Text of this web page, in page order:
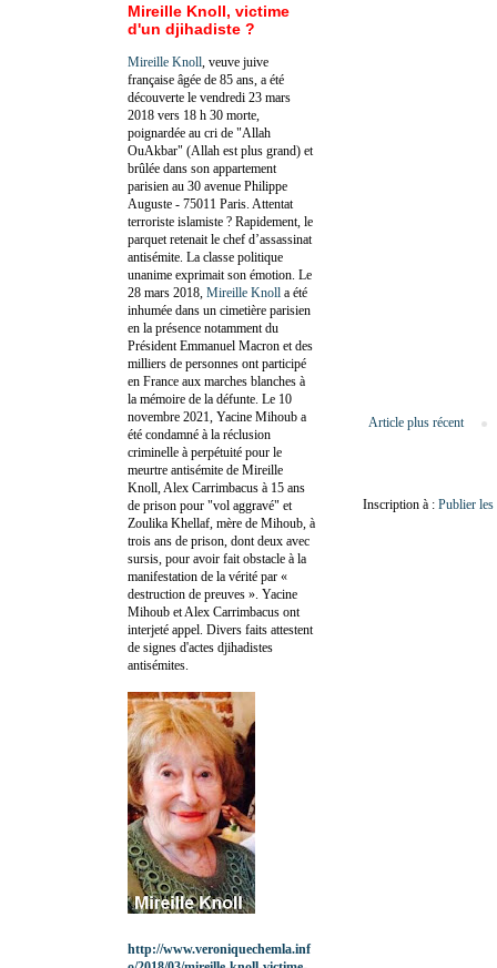
Article plus récent
Inscription à : Publier
Mireille Knoll, victime
d'un djihadiste ?
Mireille Knoll , veuve juive
française âgée de 85 ans, a été
découverte le vendredi 23 mars
2018 vers 18 h 30 morte,
poignardée au cri de "Allah
OuAkbar" (Allah est plus grand) et
brûlée dans son appartement
parisien au 30 avenue Philippe
Auguste - 75011 Paris. Attentat
terroriste islamiste ? Rapidement, le
parquet retenait le chef d’assassinat
antisémite. La classe politique
unanime exprimait son émotion. Le
28 mars 2018, Mireille Knoll a été
inhumée dans un cimetière parisien
en la présence notamment du
Président Emmanuel Macron et des
milliers de personnes ont participé
en France aux marches blanches à
la mémoire de la défunte. Le 10
novembre 2021, Yacine Mihoub a
été condamné à la réclusion
criminelle à perpétuité pour le
meurtre antisémite de Mireille
Knoll, Alex Carrimbacus à 15 ans
de prison pour "vol aggravé" et
Zoulika Khellaf, mère de Mihoub, à
trois ans de prison, dont deux avec
sursis, pour avoir fait obstacle à la
manifestation de la vérité par «
destruction de preuves ». Yacine
Mihoub et Alex Carrimbacus ont
interjeté appel. Divers faits attestent
de signes d'actes djihadistes
antisémites.
http://www.veroniquechemla.inf